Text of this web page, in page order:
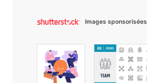
Images sponsorisées